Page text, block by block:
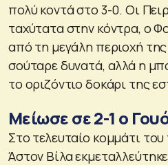
πολύ κοντά στο 3-0. Οι
ταχύτατα στην κόντρα, ο
από τη μεγάλη περιοχή
σούταρε δυνατά, αλλά η
το οριζόντιο δοκάρι της
Μείωσε σε 2-1 ο
Στο τελευταίο κομμάτι
Άστον Βίλα